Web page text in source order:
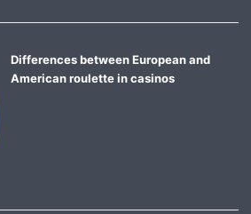
Differences between European and
American roulette in casinos